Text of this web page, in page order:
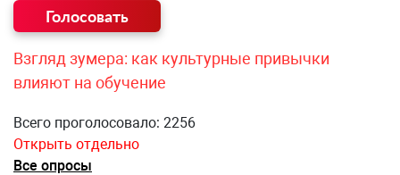
Взгляд зумера: как культурные привычки
влияют на обучение
Всего проголосовало: 2256
Открыть отдельно
Все опросы